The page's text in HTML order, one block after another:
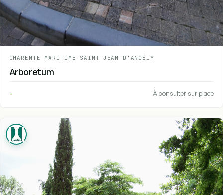
CHARENTE-MARITIME - SAINT-JEAN-D'ANGÉLY
Arboretum
- À consulter sur place